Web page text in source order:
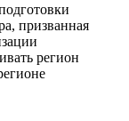
призванная
регион